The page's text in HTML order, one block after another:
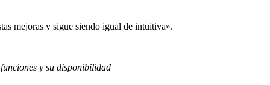
mejoras y sigue siendo igual de intuitiva».
y su disponibilidad